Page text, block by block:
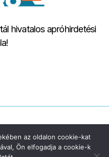
hivatalos apróhirdetési
az oldalon cookie-kat
Ön elfogadja a cookie-k